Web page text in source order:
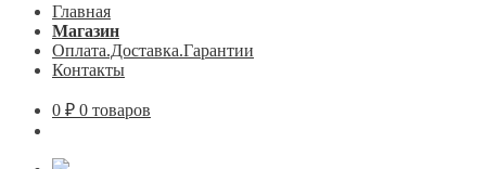
Главная
Магазин
Оплата.Доставка.Гарантии
Контакты
0 ₽ 0 товаров